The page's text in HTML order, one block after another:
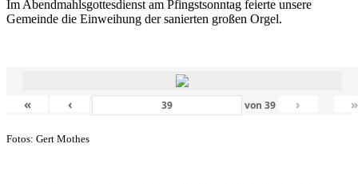
Im Abendmahlsgottesdienst am Pfingstsonntag feierte unsere
Gemeinde die Einweihung der sanierten großen Orgel.
« ‹ von39 › »
Fotos: Gert Mothes